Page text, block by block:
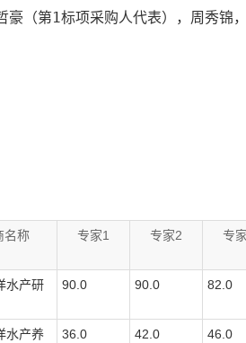
豪（第1标项采购人代表），周秀锦
名称 专家1 专家2 专
水产研
90.0 90.0 82.0
水产养
36.0 42.0 46.0